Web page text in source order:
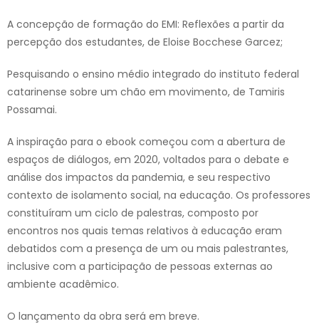
A concepção de formação do EMI: Reflexões a partir da
percepção dos estudantes, de Eloise Bocchese Garcez;
Pesquisando o ensino médio integrado do instituto federal
catarinense sobre um chão em movimento, de Tamiris
Possamai.
A inspiração para o ebook começou com a abertura de
espaços de diálogos, em 2020, voltados para o debate e
análise dos impactos da pandemia, e seu respectivo
contexto de isolamento social, na educação. Os professores
constituíram um ciclo de palestras, composto por
encontros nos quais temas relativos à educação eram
debatidos com a presença de um ou mais palestrantes,
inclusive com a participação de pessoas externas ao
ambiente acadêmico.
O lançamento da obra será em breve.